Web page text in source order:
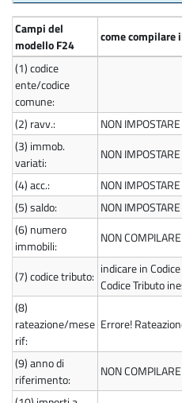
Campi del
modello F24
come compilare
(1)codice
ente/codice
comune:
(2) ravv.:
NON IMPOSTARE
(3) immob.
variati:
NON IMPOSTARE
(4)acc.:
NON IMPOSTARE
(5)saldo:
NON IMPOSTARE
(6) numero
immobili:
NON COMPILARE
(7)codice tributo: indicare in
Codice Tributo
(8)
rateazione/mese
rif:
Errore!
(9)anno di
riferimento:
NON COMPILARE